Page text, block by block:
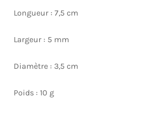
Longueur : 7,5 cm
Largeur : 5 mm
Diamètre : 3,5 cm
Poids : 10 g